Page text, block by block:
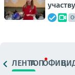
ЛЕНТАТОПОФИЦ.